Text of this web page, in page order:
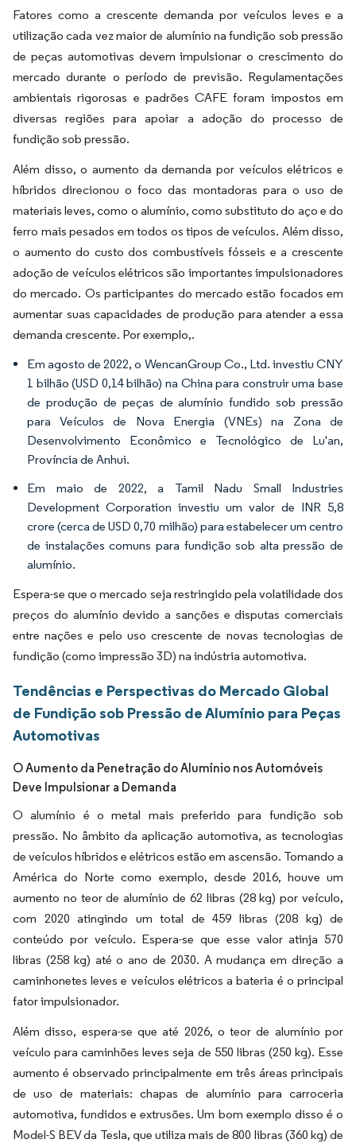
Fatores como a crescente demanda por veículos leves e a
utilização cada vez maior de alumínio na fundição sob pressão
de peças automotivas devem impulsionar o crescimento do
mercado durante o período de previsão. Regulamentações
ambientais rigorosas e padrões CAFE foram impostos em
diversas regiões para apoiar a adoção do processo de
fundição sob pressão.
Além disso, o aumento da demanda por veículos elétricos e
híbridos direcionou o foco das montadoras para o uso de
materiais leves, como o alumínio, como substituto do aço e do
ferro mais pesados em todos os tipos de veículos. Além disso,
o aumento do custo dos combustíveis fósseis e a crescente
adoção de veículos elétricos são importantes impulsionadores
do mercado. Os participantes do mercado estão focados em
aumentar suas capacidades de produção para atender a essa
demanda crescente. Por exemplo,.
Em agosto de 2022, o WencanGroup Co., Ltd. investiu CNY
1 bilhão (USD 0,14 bilhão) na China para construir uma base
de produção de peças de alumínio fundido sob pressão
para Veículos de Nova Energia (VNEs) na Zona de
Desenvolvimento Econômico e Tecnológico de Lu'an,
Província de Anhui.
Em maio de 2022, a Tamil Nadu Small Industries
Development Corporation investiu um valor de INR 5,8
crore (cerca de USD 0,70 milhão) para estabelecer um centro
de instalações comuns para fundição sob alta pressão de
alumínio.
Espera-se que o mercado seja restringido pela volatilidade dos
preços do alumínio devido a sanções e disputas comerciais
entre nações e pelo uso crescente de novas tecnologias de
fundição (como impressão 3D) na indústria automotiva.
Tendências e Perspectivas do Mercado Global
de Fundição sob Pressão de Alumínio para Peças
Automotivas
O Aumento da Penetração do Alumínio nos Automóveis
Deve Impulsionar a Demanda
O alumínio é o metal mais preferido para fundição sob
pressão. No âmbito da aplicação automotiva, as tecnologias
de veículos híbridos e elétricos estão em ascensão. Tomando a
América do Norte como exemplo, desde 2016, houve um
aumento no teor de alumínio de 62 libras (28 kg) por veículo,
com 2020 atingindo um total de 459 libras (208 kg) de
conteúdo por veículo. Espera-se que esse valor atinja 570
libras (258 kg) até o ano de 2030. A mudança em direção a
caminhonetes leves e veículos elétricos a bateria é o principal
fator impulsionador.
Além disso, espera-se que até 2026, o teor de alumínio por
veículo para caminhões leves seja de 550 libras (250 kg). Esse
aumento é observado principalmente em três áreas principais
de uso de materiais: chapas de alumínio para carroceria
automotiva, fundidos e extrusões. Um bom exemplo disso é o
Model-S BEV da Tesla, que utiliza mais de 800 libras (360 kg) de